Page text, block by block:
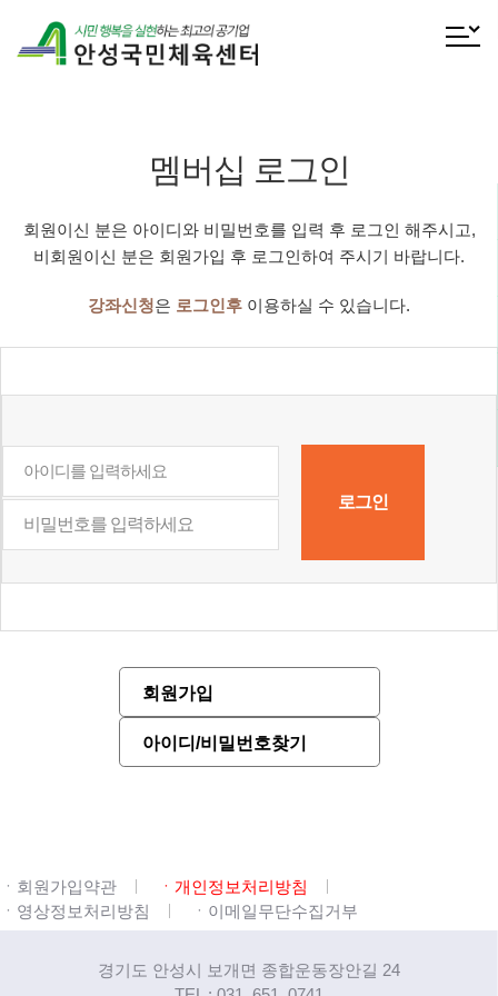
전체메
멤버십 로그인
회원이신 분은 아이디와 비밀번호를 입력 후 로그인 해주시고,
비회원이신 분은 회원가입 후 로그인하여 주시기 바랍니다.
강좌신청은 로그인후 이용하실 수 있습니다.
회원가입
아이디/비밀번호찾기
ㆍ회원가입약관
ㆍ개인정보처리방침
ㆍ영상정보처리방침
ㆍ이메일무단수집거부
경기도 안성시 보개면 종합운동장안길 24